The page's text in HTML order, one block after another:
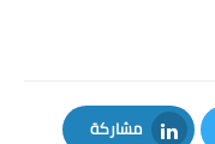
مشاركة